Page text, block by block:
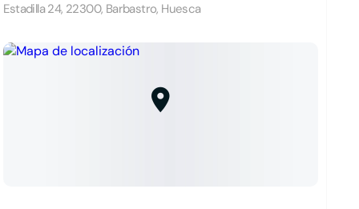
Estadilla 24, 22300, Barbastro, Huesca